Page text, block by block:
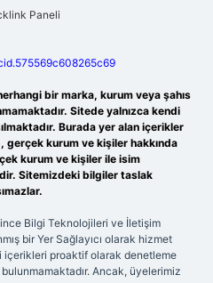
bir marka, kurum veya şahıs
Sitede yalnızca kendi
Burada yer alan içerikler
gerçek kurum ve kişiler hakkında
kurum ve kişiler ile isim
Sitemizdeki bilgiler taslak
Bilgi Teknolojileri ve İletişim
bir Yer Sağlayıcı olarak hizmet
içerikleri proaktif olarak denetleme
Ancak, üyelerimiz